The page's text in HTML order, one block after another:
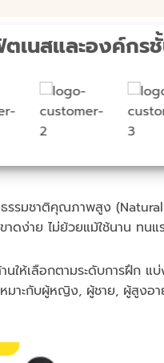
เนสและองค์กร
รรมชาติคุณภาพสูง
ดง่าย ไม่ย้วยแม้ใช้นาน ทน
นให้เลือกตามระดับการฝึก แ
หมาะกับผู้หญิง, ผู้ชาย, ผู้สูงอ